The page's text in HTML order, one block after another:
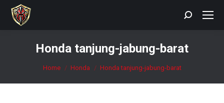
Search:
Honda tanjung-jabung-barat
You are here:
Home Honda Honda tanjung-jabung-barat